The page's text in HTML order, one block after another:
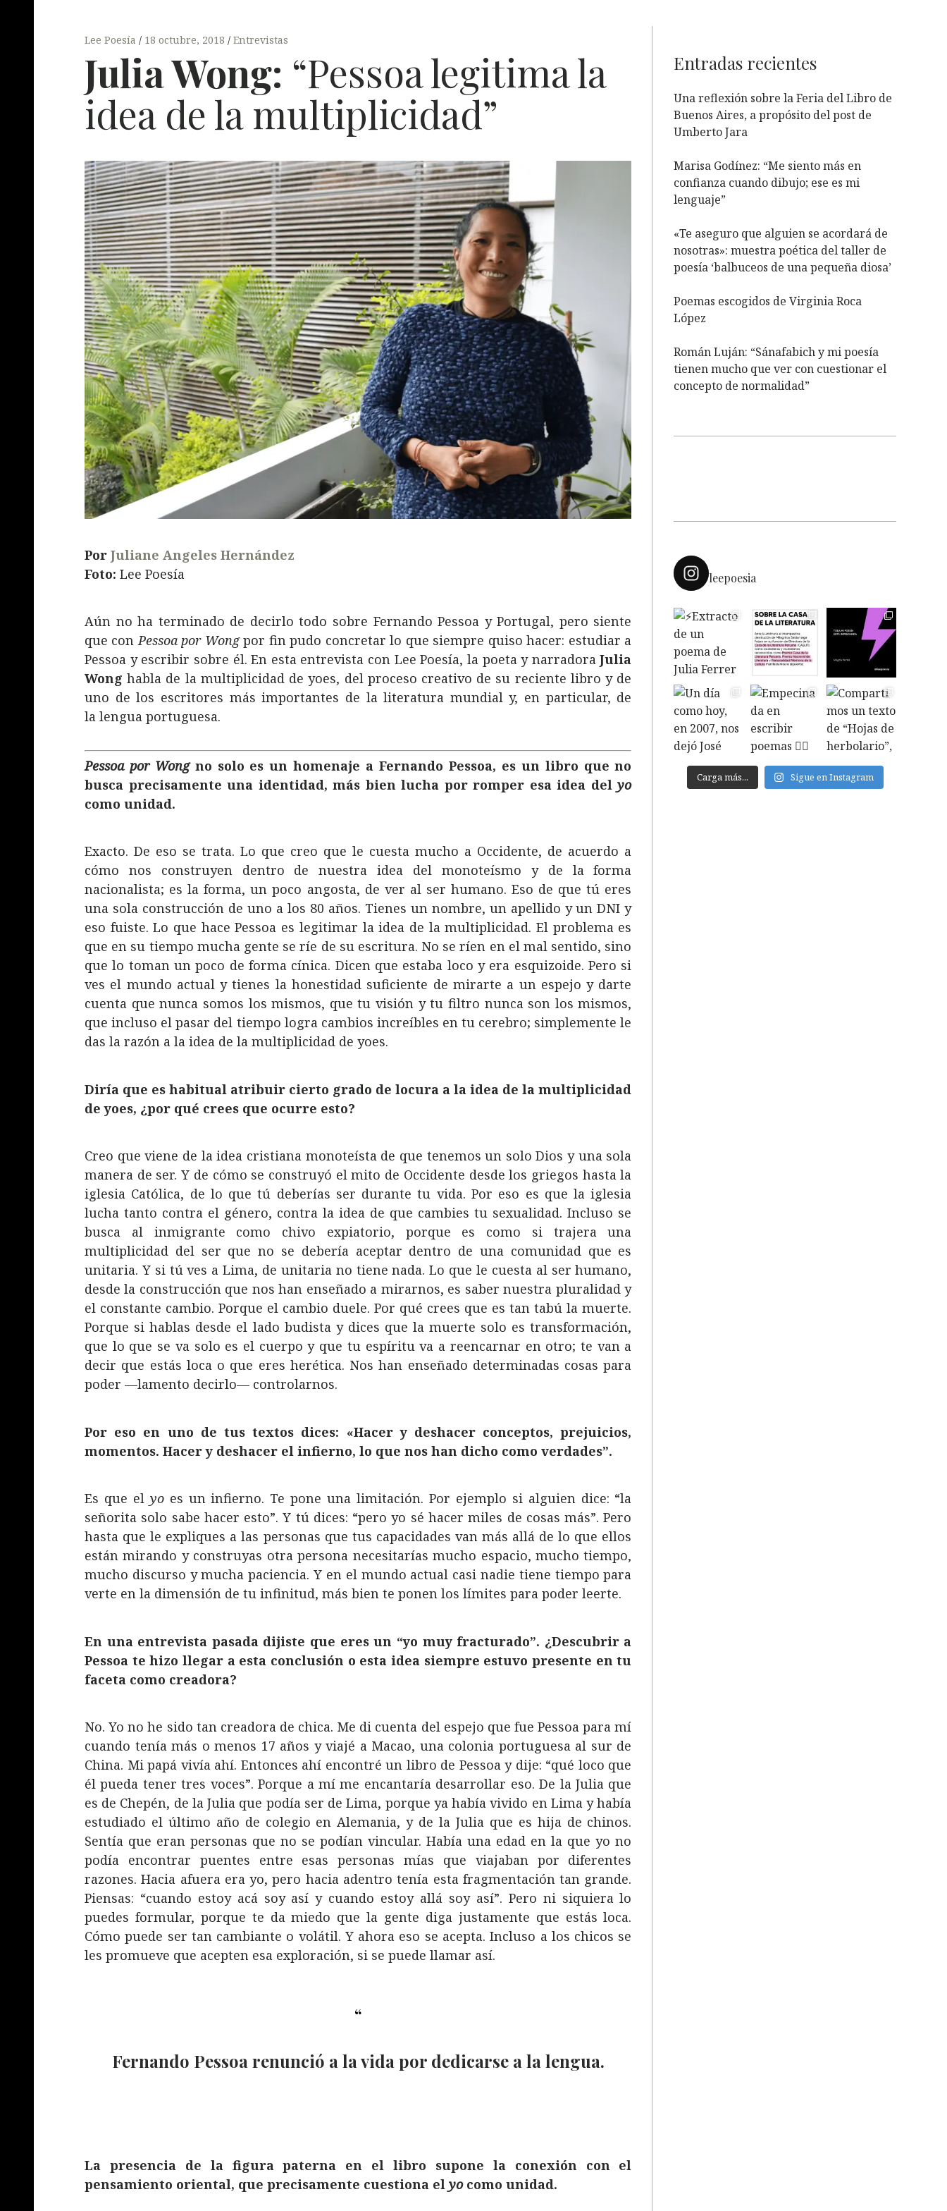
POES
ÍA
Lee Poesía 18 octubre, 2018 Entrevistas
Julia Wong: “Pessoa legitima la
idea de la multiplicidad”
Por Juliane Angeles Hernández
Foto: Lee Poesía
Aún no ha terminado de decirlo todo sobre Fernando Pessoa y Portugal, pero siente
que conPessoa por Wongpor fin pudo concretar lo que siempre quiso hacer: estudiar a
Pessoa y escribir sobre él. En esta entrevista con Lee Poesía, la poeta y narradoraJulia
Wong habla de la multiplicidad de yoes, del proceso creativo de su reciente libro y de
uno de los escritores más importantes de la literatura mundial y, en particular, de
la lengua portuguesa.
Pessoa por Wongno solo es un homenaje a Fernando Pessoa, es un libro que no
busca precisamente una identidad, más bien lucha por romper esa idea delyo
como unidad.
Exacto. De eso se trata. Lo que creo que le cuesta mucho a Occidente, de acuerdo a
cómo nos construyen dentro de nuestra idea del monoteísmo y de la forma
nacionalista; es la forma, un poco angosta, de ver al ser humano. Eso de que tú eres
una sola construcción de uno a los 80 años. Tienes un nombre, un apellido y un DNI y
eso fuiste. Lo que hace Pessoa es legitimar la idea de la multiplicidad. El problema es
que en su tiempo mucha gente se ríe de su escritura. No se ríen en el mal sentido, sino
que lo toman un poco de forma cínica. Dicen que estaba loco y era esquizoide. Pero si
ves el mundo actual y tienes la honestidad suficiente de mirarte a un espejo y darte
cuenta que nunca somos los mismos, que tu visión y tu filtro nunca son los mismos,
que incluso el pasar del tiempo logra cambios increíbles en tu cerebro; simplemente le
das la razón a la idea de la multiplicidad de yoes.
Diría que es habitual atribuir cierto grado de locura a la idea de la multiplicidad
de yoes, ¿por qué crees que ocurre esto?
Creo que viene de la idea cristiana monoteísta de que tenemos un solo Dios y una sola
manera de ser. Y de cómo se construyó el mito de Occidente desde los griegos hasta la
iglesia Católica, de lo que tú deberías ser durante tu vida. Por eso es que la iglesia
lucha tanto contra el género, contra la idea de que cambies tu sexualidad. Incluso se
busca al inmigrante como chivo expiatorio, porque es como si trajera una
multiplicidad del ser que no se debería aceptar dentro de una comunidad que es
unitaria. Y si tú ves a Lima, de unitaria no tiene nada. Lo que le cuesta al ser humano,
desde la construcción que nos han enseñado a mirarnos, es saber nuestra pluralidad y
el constante cambio. Porque el cambio duele. Por qué crees que es tan tabú la muerte.
Porque si hablas desde el lado budista y dices que la muerte solo es transformación,
que lo que se va solo es el cuerpo y que tu espíritu va a reencarnar en otro; te van a
decir que estás loca o que eres herética. Nos han enseñado determinadas cosas para
poder —lamento decirlo— controlarnos.
Por eso en uno de tus textos dices: «Hacer y deshacer conceptos, prejuicios,
momentos. Hacer y deshacer el infierno, lo que nos han dicho como verdades”.
Es que el yoes un infierno. Te pone una limitación. Por ejemplo si alguien dice: “la
señorita solo sabe hacer esto”. Y tú dices: “pero yo sé hacer miles de cosas más”. Pero
hasta que le expliques a las personas que tus capacidades van más allá de lo que ellos
están mirando y construyas otra persona necesitarías mucho espacio, mucho tiempo,
mucho discurso y mucha paciencia. Y en el mundo actual casi nadie tiene tiempo para
verte en la dimensión de tu infinitud, más bien te ponen los límites para poder leerte.
En una entrevista pasada dijiste que eres un “yo muy fracturado”. ¿Descubrir a
Pessoa te hizo llegar a esta conclusión o esta idea siempre estuvo presente en tu
faceta como creadora?
No. Yo no he sido tan creadora de chica. Me di cuenta del espejo que fue Pessoa para mí
cuando tenía más o menos 17 años y viajé a Macao, una colonia portuguesa al sur de
China. Mi papá vivía ahí. Entonces ahí encontré un libro de Pessoa y dije: “qué loco que
él pueda tener tres voces”. Porque a mí me encantaría desarrollar eso. De la Julia que
es de Chepén, de la Julia que podía ser de Lima, porque ya había vivido en Lima y había
estudiado el último año de colegio en Alemania, y de la Julia que es hija de chinos.
Sentía que eran personas que no se podían vincular. Había una edad en la que yo no
podía encontrar puentes entre esas personas mías que viajaban por diferentes
razones. Hacia afuera era yo, pero hacia adentro tenía esta fragmentación tan grande.
Piensas: “cuando estoy acá soy así y cuando estoy allá soy así”. Pero ni siquiera lo
puedes formular, porque te da miedo que la gente diga justamente que estás loca.
Cómo puede ser tan cambiante o volátil. Y ahora eso se acepta. Incluso a los chicos se
les promueve que acepten esa exploración, si se puede llamar así.
Fernando Pessoa renunció a la vida por dedicarse a la lengua.
La presencia de la figura paterna en el libro supone la conexión con el
pensamiento oriental, que precisamente cuestiona el yocomo unidad.
Entradas recientes
Una reflexión sobre la Feria del Libro de
Buenos Aires, a propósito del post de
Umberto Jara
Marisa Godínez: “Me siento más en
confianza cuando dibujo; ese es mi
lenguaje”
«Te aseguro que alguien se acordará de
nosotras»: muestra poética del taller de
poesía ‘balbuceos de una pequeña diosa’
Poemas escogidos de Virginia Roca
López
Román Luján: “Sánafabich y mi poesía
tienen mucho que ver con cuestionar el
concepto de normalidad”
leepoesia
Carga más... Sigue en Instagram